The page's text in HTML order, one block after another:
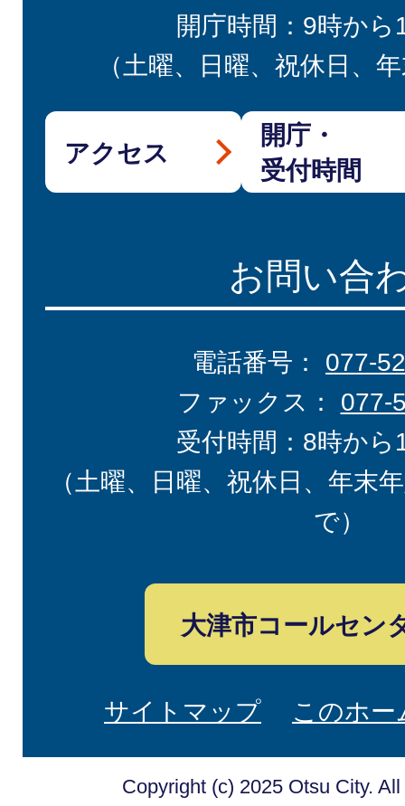
開庁時間：9時から
（土曜、日曜、祝休日、
アクセス
開庁・
受付時間
お問い合
電話番号： 077-
ファックス： 077-
受付時間：8時から
（土曜、日曜、祝休日、年末
で）
大津市コールセン
サイトマップ このホ
Copyright (c) 2025 Otsu City.